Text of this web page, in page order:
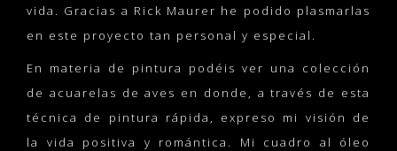
vida. Gracias a Rick Maurer he podido plasmarlas
en este proyecto tan personal y especial.
En materia de pintura podéis ver una colección
de acuarelas de aves en donde, a través de esta
técnica de pintura rápida, expreso mi visión de
la vida positiva y romántica. Mi cuadro al óleo